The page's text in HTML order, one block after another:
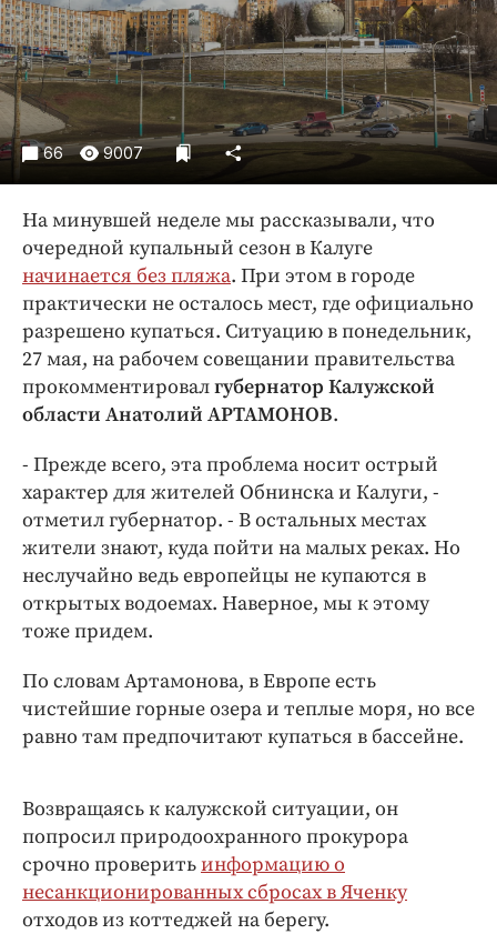
Погода
Праздники
Происшествия
Спорт
Экономика и бизнес
ПРОЕКТЫ
Блоги
Издания
Медиаперсона
Интересное чтиво
Клиника года
Бренд года
Работодатель года
66 9007
На минувшей неделе мы рассказывали, что
очередной купальный сезон в Калуге
начинается без пляжа. При этом в городе
практически не осталось мест, где официально
разрешено купаться. Ситуацию в понедельник,
27 мая, на рабочем совещании правительства
прокомментировалгубернатор Калужской
области Анатолий АРТАМОНОВ.
- Прежде всего, эта проблема носит острый
характер для жителей Обнинска и Калуги, -
отметил губернатор. - В остальных местах
жители знают, куда пойти на малых реках. Но
неслучайно ведь европейцы не купаются в
открытых водоемах. Наверное, мы к этому
тоже придем.
По словам Артамонова, в Европе есть
чистейшие горные озера и теплые моря, но все
равно там предпочитают купаться в бассейне.
Возвращаясь к калужской ситуации, он
попросил природоохранного прокурора
срочно проверитьинформацию о
несанкционированных сбросах в Яченку
отходов из коттеджей на берегу.